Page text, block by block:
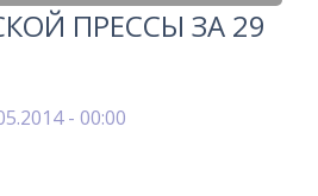
ПРЕССЫ ЗА 29
- 00:00